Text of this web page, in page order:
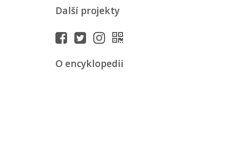
Další projekty
O encyklopedii